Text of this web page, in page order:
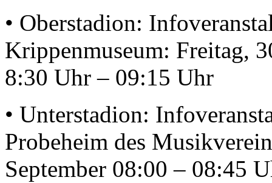
• Oberstadion:
Krippenmuseum: Freitag,
8:30 Uhr – 09:15 Uhr
• Unterstadion:
Probeheim des
September 08:00 – 08:45